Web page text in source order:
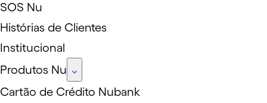
SOS Nu
Histórias de Clientes
Institucional
Produtos Nu
Cartão de Crédito Nubank